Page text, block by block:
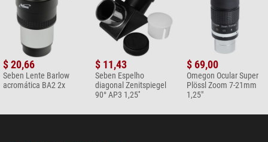
$ 20,66
Seben Lente Barlow
acromática BA2 2x
$ 11,43
Seben Espelho
diagonal Zenitspiegel
90° AP3 1,25''
$ 69,00
Omegon Ocular Super
Plössl Zoom 7-21mm
1,25"